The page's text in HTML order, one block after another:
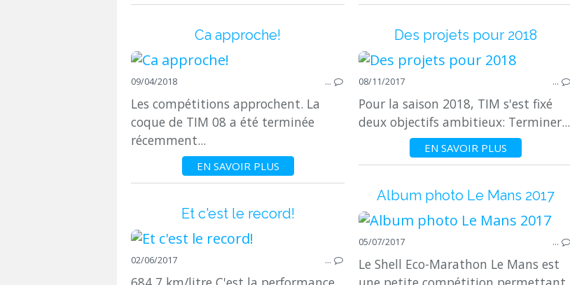
Ca approche!
09/04/2018 …
Les compétitions approchent. La
coque de TIM 08 a été terminée
récemment...
EN SAVOIR PLUS
Des projets pour 2018
08/11/2017 …
Pour la saison 2018, TIM s'est fixé
deux objectifs ambitieux: Terminer...
EN SAVOIR PLUS
Album photo Le Mans 2017
05/07/2017 …
Le Shell Eco-Marathon Le Mans est
Et c'est le record!
02/06/2017 …